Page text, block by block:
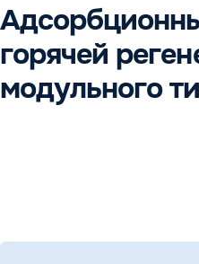
горячей
модульного